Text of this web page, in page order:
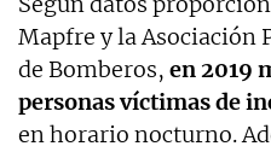
Mapfre y la Asociación
de Bomberos, en 2019
personas víctimas de
en horario nocturno.